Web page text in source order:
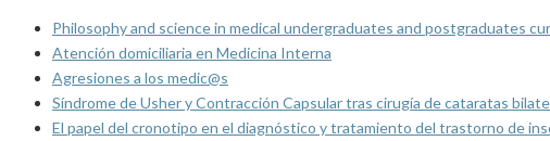
Philosophy and science in medical undergraduates and postgraduates
Atención domiciliaria en Medicina Interna
Agresiones a los medic@s
Síndrome de Usher y Contracción Capsular tras cirugía de cataratas
El papel del cronotipo en el diagnóstico y tratamiento del trastorno de